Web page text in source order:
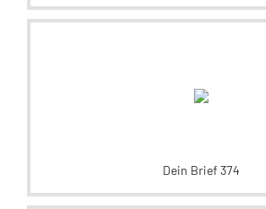
Dein Brief 374